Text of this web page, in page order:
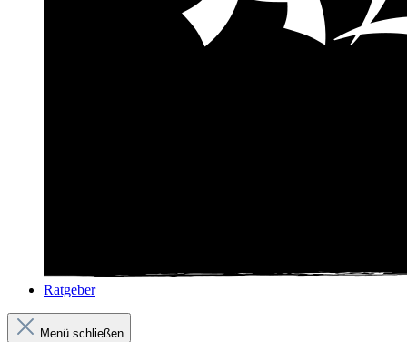
Ratgeber
Menü schließen